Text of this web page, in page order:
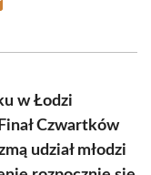
w Łodzi
Czwartków
udział młodzi